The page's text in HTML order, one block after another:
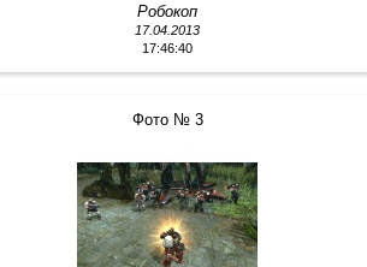
Робокоп
17.04.2013
17:46:40
Фото № 3